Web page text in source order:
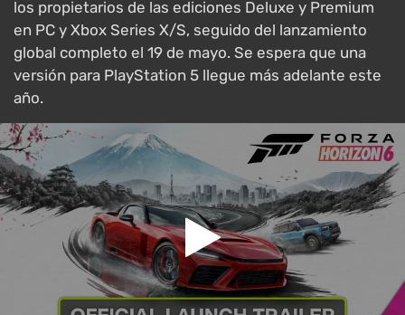
los propietarios de las ediciones Deluxe y Premium
en PC y Xbox Series X/S, seguido del lanzamiento
global completo el 19 de mayo. Se espera que una
versión para PlayStation 5 llegue más adelante este
año.